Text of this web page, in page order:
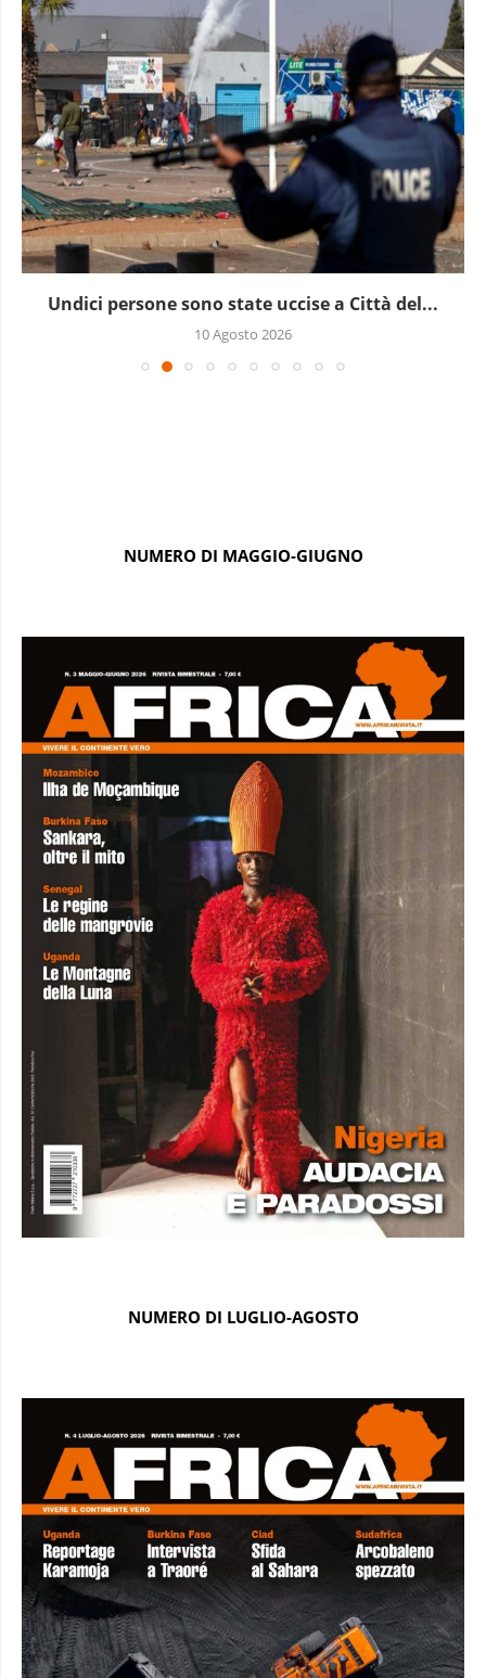
Undici persone sono state uccise a Città del...
10 Agosto 2026
NUMERO DI MAGGIO-GIUGNO
NUMERO DI LUGLIO-AGOSTO